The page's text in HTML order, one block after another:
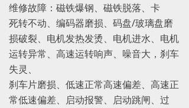
维修故障：磁铁爆钢、磁铁脱落、卡
死转不动、编码器磨损、码盘/玻璃盘磨
损破裂、电机发热发烫、电机进水、电机
运转异常、高速运转响声、噪音大，刹车
失灵、
刹车片磨损、低速正常高速偏差、高速正
常低速偏差、启动报警、启动跳闸、过